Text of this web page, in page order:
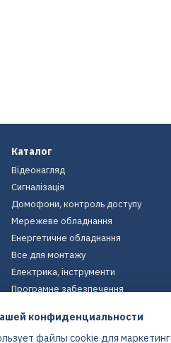
Каталог
Відеонагляд
Сигналізація
Домофони, контроль доступу
Мережеве обладнання
Енергетичне обладнання
Все для монтажу
Електрика, інструменти
Програмне забезпечення
Екіпірування
Енергетичне обладнання
конфиденциальности
файлы cookie для